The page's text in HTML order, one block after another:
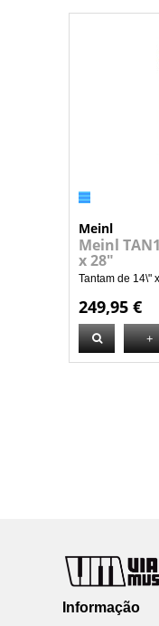
Meinl
Meinl
x 28"
Tantam de 14\"
249,95 €
+
Informação